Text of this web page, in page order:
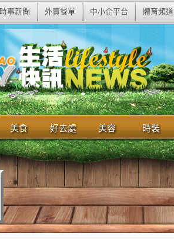
時事新聞 外賣餐單 中小企平台 體育頻道
美食 好去處 美容 時裝